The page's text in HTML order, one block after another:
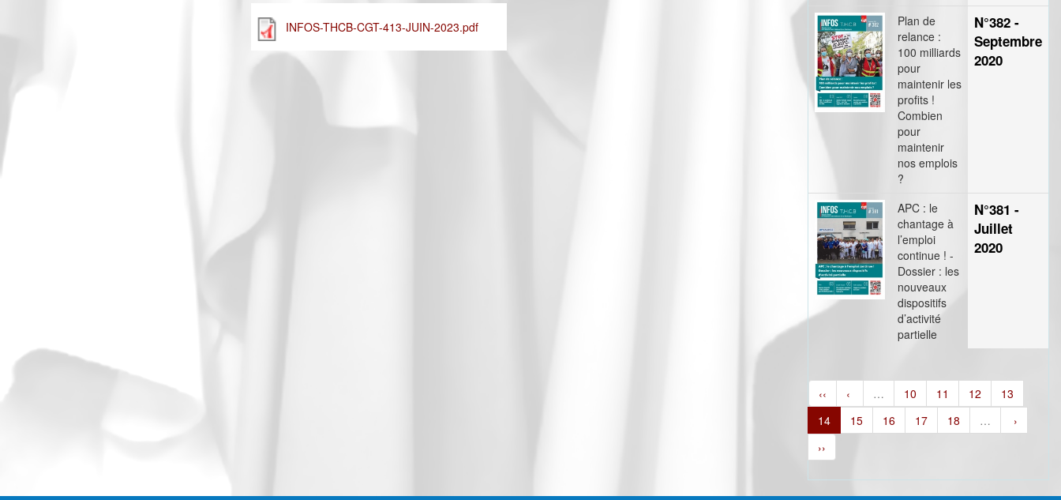
INFOS-THCB-CGT-413-JUIN-2023.pdf
Plan de
relance :
100 milliards
pour
maintenir les
profits !
Combien
pour
maintenir
nos emplois
?
N°382 -
Septembre
2020
APC : le
chantage à
l’emploi
continue ! -
Dossier : les
nouveaux
dispositifs
d’activité
partielle
N°381 -
Juillet
2020
‹‹ ‹ … 10 11 12
13
14
15 16 17 18 …
›
››